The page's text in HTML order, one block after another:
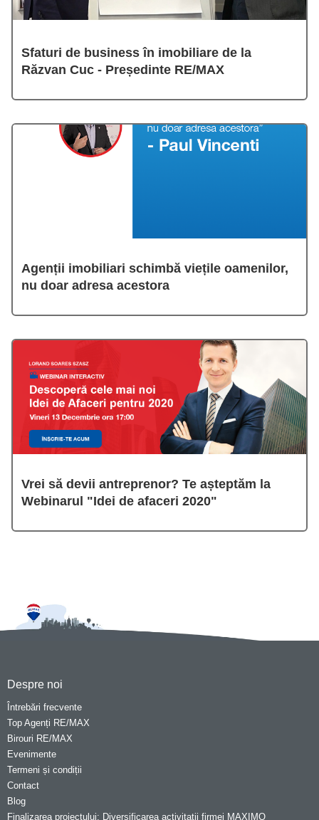
Sfaturi de business în imobiliare de la
Răzvan Cuc - Președinte RE/MAX
Agenții imobiliari schimbă viețile oamenilor,
nu doar adresa acestora
Vrei să devii antreprenor? Te așteptăm la
Webinarul "Idei de afaceri 2020"
Despre noi
Întrebări frecvente
Top Agenți RE/MAX
Birouri RE/MAX
Evenimente
Termeni și condiții
Contact
Blog
Finalizarea proiectului: Diversificarea activitatii firmei MAXIMO